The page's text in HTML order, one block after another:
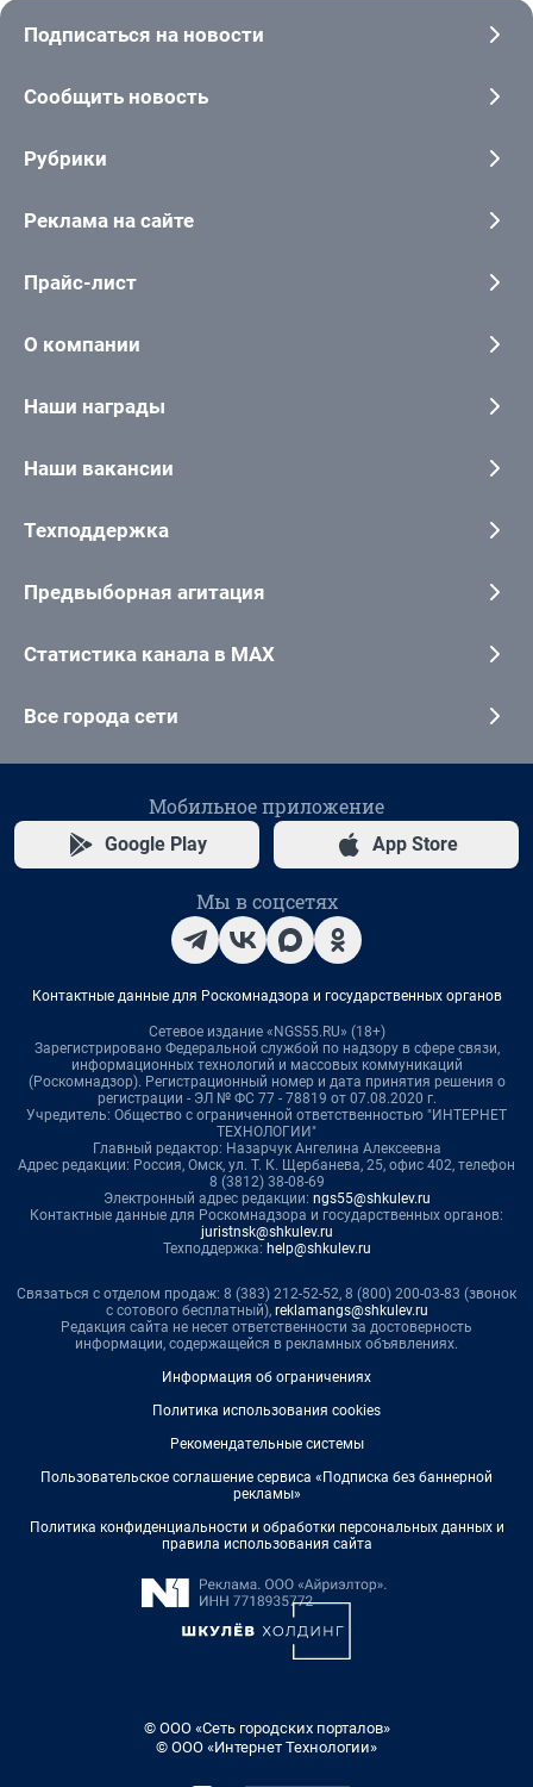
Подписаться на новости
Сообщить новость
Рубрики
Реклама на сайте
Прайс-лист
О компании
Наши награды
Наши вакансии
Техподдержка
Предвыборная агитация
Статистика канала в MAX
Все города сети
Мобильное приложение
Google Play App Store
Мы в соцсетях
Контактные данные для Роскомнадзора и государственных органов
Сетевое издание «NGS55.RU» (18+)
Зарегистрировано Федеральной службой по надзору в сфере связи,
информационных технологий и массовых коммуникаций
(Роскомнадзор). Регистрационный номер и дата принятия решения о
регистрации - ЭЛ № ФС 77 - 78819 от 07.08.2020 г.
Учредитель: Общество с ограниченной ответственностью "ИНТЕРНЕТ
ТЕХНОЛОГИИ"
Главный редактор: Назарчук Ангелина Алексеевна
Адрес редакции: Россия, Омск, ул. Т. К. Щербанева, 25, офис 402, телефон
8 (3812) 38-08-69
Электронный адрес редакции: ngs55@shkulev.ru
Контактные данные для Роскомнадзора и государственных органов:
juristnsk@shkulev.ru
Техподдержка: help@shkulev.ru
Связаться с отделом продаж: 8 (383) 212-52-52, 8 (800) 200-03-83 (звонок
с сотового бесплатный), reklamangs@shkulev.ru
Редакция сайта не несет ответственности за достоверность
информации, содержащейся в рекламных объявлениях.
Информация об ограничениях
Политика использования cookies
Рекомендательные системы
Пользовательское соглашение сервиса «Подписка без баннерной
рекламы»
Политика конфиденциальности и обработки персональных данных и
правила использования сайта
© ООО «Сеть городских порталов»
© ООО «Интернет Технологии»